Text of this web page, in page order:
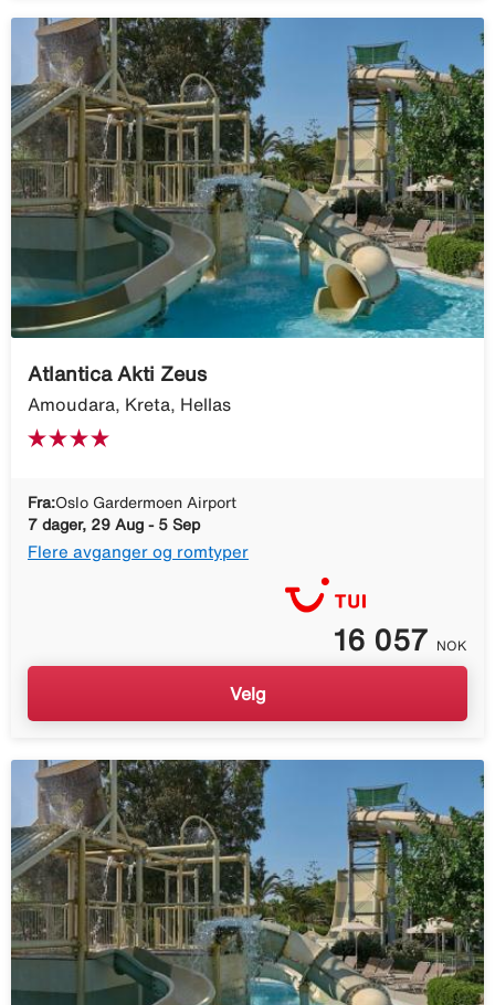
Atlantica Akti Zeus
Amoudara, Kreta, Hellas
Fra:Oslo Gardermoen Airport
7 dager, 29 Aug - 5 Sep
Flere avganger og romtyper
16 057 NOK
Velg